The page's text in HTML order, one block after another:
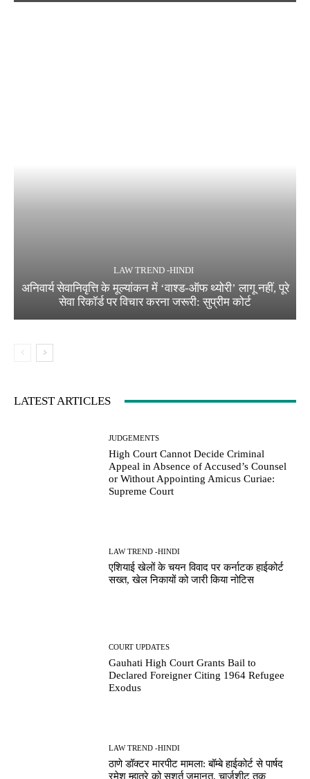
LAW TREND -HINDI
अनिवार्य सेवानिवृत्ति के मूल्यांकन में ‘वाश्ड-ऑफ थ्योरी’ लागू नहीं, पूरे
सेवा रिकॉर्ड पर विचार करना जरूरी: सुप्रीम कोर्ट
LATEST ARTICLES
JUDGEMENTS
High Court Cannot Decide Criminal
Appeal in Absence of Accused’s Counsel
or Without Appointing Amicus Curiae:
Supreme Court
LAW TREND -HINDI
एशियाई खेलों के चयन विवाद पर कर्नाटक हाईकोर्ट
सख्त, खेल निकायों को जारी किया नोटिस
COURT UPDATES
Gauhati High Court Grants Bail to
Declared Foreigner Citing 1964 Refugee
Exodus
LAW TREND -HINDI
ठाणे डॉक्टर मारपीट मामला: बॉम्बे हाईकोर्ट से पार्षद
रमेश म्हात्रे को सशर्त जमानत, चार्जशीट तक